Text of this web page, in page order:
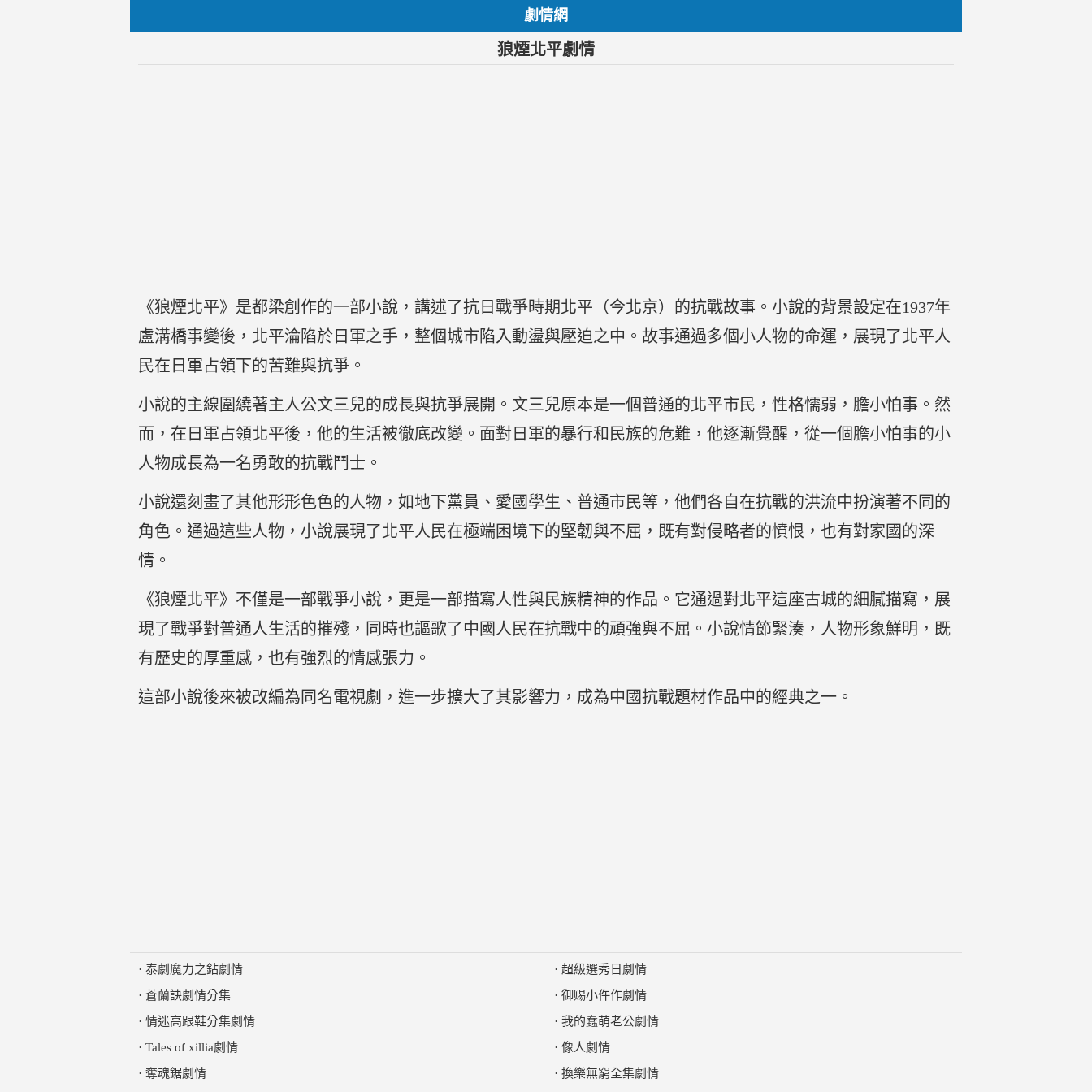
劇情網
狼煙北平劇情
《狼煙北平》是都梁創作的一部小說，講述了抗日戰爭時期北平（今北京）的抗戰故事。小說的背景設定在1937年
盧溝橋事變後，北平淪陷於日軍之手，整個城市陷入動盪與壓迫之中。故事通過多個小人物的命運，展現了北平人
民在日軍占領下的苦難與抗爭。
小說的主線圍繞著主人公文三兒的成長與抗爭展開。文三兒原本是一個普通的北平市民，性格懦弱，膽小怕事。然
而，在日軍占領北平後，他的生活被徹底改變。面對日軍的暴行和民族的危難，他逐漸覺醒，從一個膽小怕事的小
人物成長為一名勇敢的抗戰鬥士。
小說還刻畫了其他形形色色的人物，如地下黨員、愛國學生、普通市民等，他們各自在抗戰的洪流中扮演著不同的
角色。通過這些人物，小說展現了北平人民在極端困境下的堅韌與不屈，既有對侵略者的憤恨，也有對家國的深
情。
《狼煙北平》不僅是一部戰爭小說，更是一部描寫人性與民族精神的作品。它通過對北平這座古城的細膩描寫，展
現了戰爭對普通人生活的摧殘，同時也謳歌了中國人民在抗戰中的頑強與不屈。小說情節緊湊，人物形象鮮明，既
有歷史的厚重感，也有強烈的情感張力。
這部小說後來被改編為同名電視劇，進一步擴大了其影響力，成為中國抗戰題材作品中的經典之一。
· 泰劇魔力之鉆劇情
· 蒼蘭訣劇情分集
· 情迷高跟鞋分集劇情
· Tales of xillia劇情
· 奪魂鋸劇情
· 超級選秀日劇情
· 御赐小仵作劇情
· 我的蠢萌老公劇情
· 像人劇情
· 換樂無窮全集劇情